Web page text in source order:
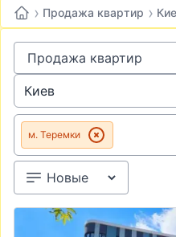
› Продажа квартир ›
м. Теремки